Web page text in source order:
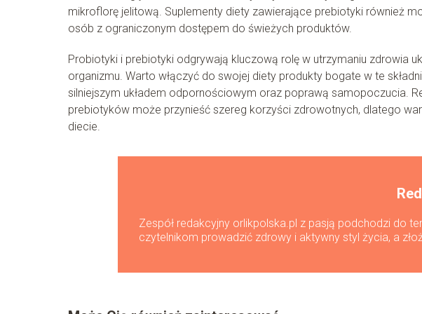
mikroflorę jelitową. Suplementy diety zawierające prebiotyki również
osób z ograniczonym dostępem do świeżych produktów.
Probiotyki i prebiotyki odgrywają kluczową rolę w utrzymaniu zdrowia
organizmu. Warto włączyć do swojej diety produkty bogate w te
silniejszym układem odpornościowym oraz poprawą samopoczucia.
prebiotyków może przynieść szereg korzyści zdrowotnych, dlatego
diecie.
Zespół redakcyjny orlikpolska.pl z pasją podchodzi do
czytelnikom prowadzić zdrowy i aktywny styl życia, a